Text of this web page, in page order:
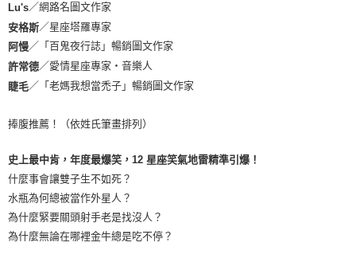
Lu's／網路名圖文作家
安格斯／星座塔羅專家
阿慢／「百鬼夜行誌」暢銷圖文作家
許常德／愛情星座專家‧音樂人
睫毛／「老媽我想當禿子」暢銷圖文作家
捧腹推薦！（依姓氏筆畫排列）
史上最中肯，年度最爆笑，12 星座笑氣地雷精準引爆！
什麼事會讓雙子生不如死？
水瓶為何總被當作外星人？
為什麼緊要關頭射手老是找沒人？
為什麼無論在哪裡金牛總是吃不停？